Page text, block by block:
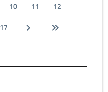
10 11
12
17